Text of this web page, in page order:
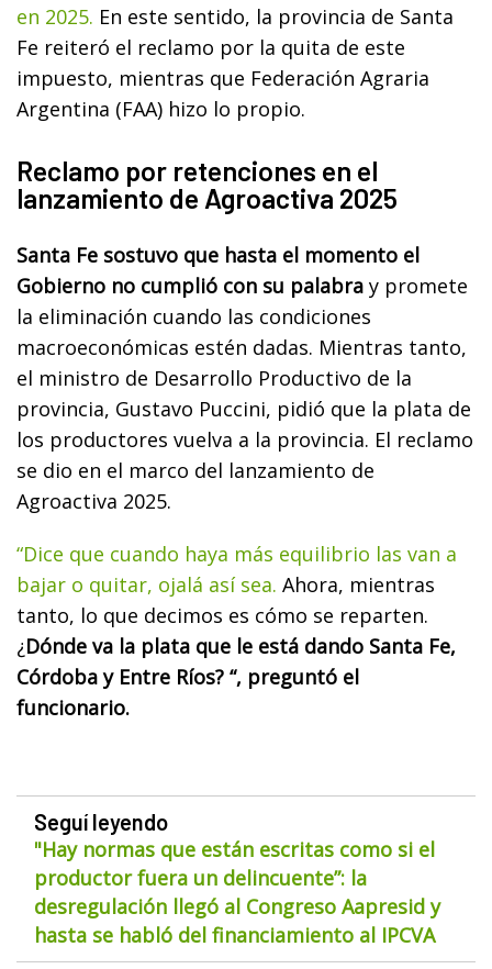
en 2025. En este sentido, la provincia de Santa
Fe reiteró el reclamo por la quita de este
impuesto, mientras que Federación Agraria
Argentina (FAA) hizo lo propio.
Reclamo por retenciones en el
lanzamiento de Agroactiva 2025
Santa Fe sostuvo que hasta el momento el
Gobierno no cumplió con su palabra y promete
la eliminación cuando las condiciones
macroeconómicas estén dadas. Mientras tanto,
el ministro de Desarrollo Productivo de la
provincia, Gustavo Puccini, pidió que la plata de
los productores vuelva a la provincia. El reclamo
se dio en el marco del lanzamiento de
Agroactiva 2025.
“Dice que cuando haya más equilibrio las van a
bajar o quitar, ojalá así sea. Ahora, mientras
tanto, lo que decimos es cómo se reparten.
¿Dónde va la plata que le está dando Santa Fe,
Córdoba y Entre Ríos? “, preguntó el
funcionario.
Seguí leyendo
"Hay normas que están escritas como si el
productor fuera un delincuente”: la
desregulación llegó al Congreso Aapresid y
hasta se habló del financiamiento al IPCVA